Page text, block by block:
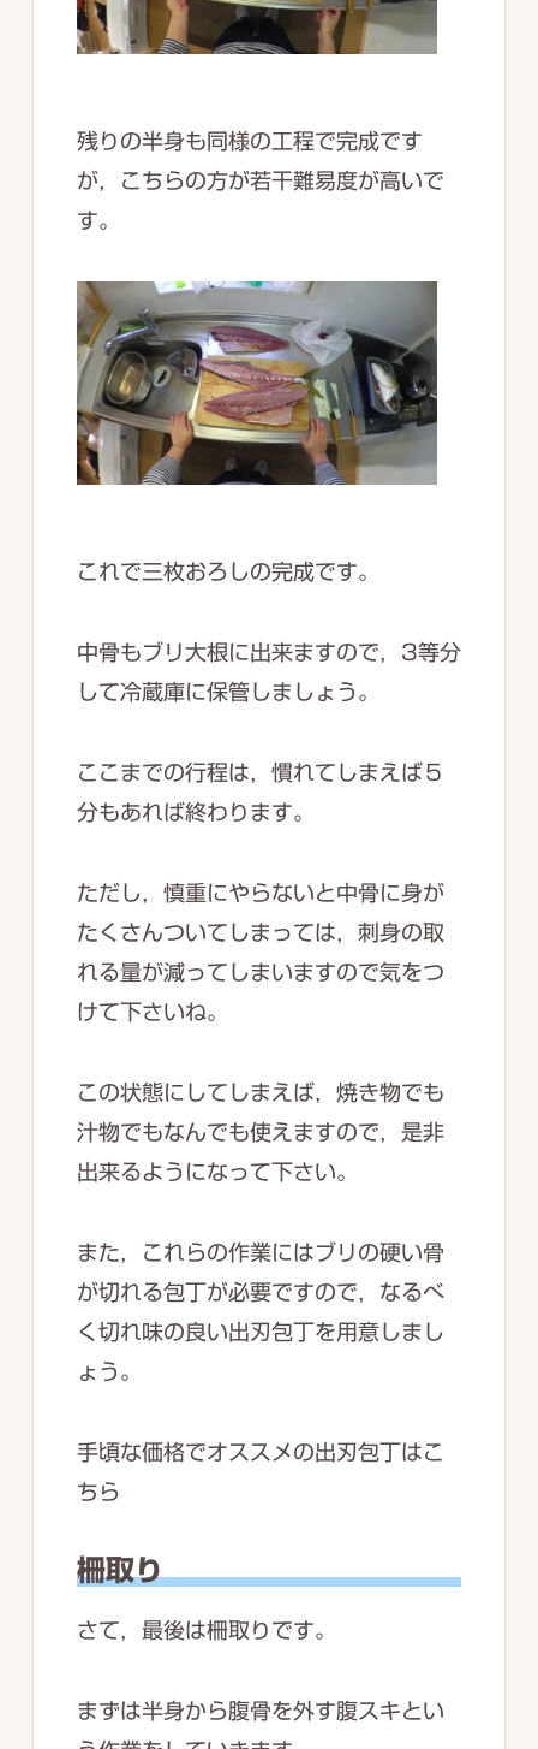
残りの半身も同様の工程で完成です
が，こちらの方が若干難易度が高いで
す。
これで三枚おろしの完成です。
中骨もブリ大根に出来ますので，3等分
して冷蔵庫に保管しましょう。
ここまでの行程は，慣れてしまえば５
分もあれば終わります。
ただし，慎重にやらないと中骨に身が
たくさんついてしまっては，刺身の取
れる量が減ってしまいますので気をつ
けて下さいね。
この状態にしてしまえば，焼き物でも
汁物でもなんでも使えますので，是非
出来るようになって下さい。
また，これらの作業にはブリの硬い骨
が切れる包丁が必要ですので，なるべ
く切れ味の良い出刃包丁を用意しまし
ょう。
手頃な価格でオススメの出刃包丁はこ
ちら
柵取り
さて，最後は柵取りです。
まずは半身から腹骨を外す腹スキとい